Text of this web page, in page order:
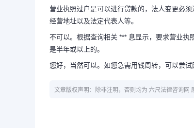
营业执照过户是可以进行贷款的，法人变更必
经营地址以及法定代表人等。
不可以。根据查询相关 *** 息显示，要求营业
是半年或以上的。
您好，当然可以。如您急需用钱周转，可以尝
文章版权声明：除非注明，否则均为 六尺法律咨询网